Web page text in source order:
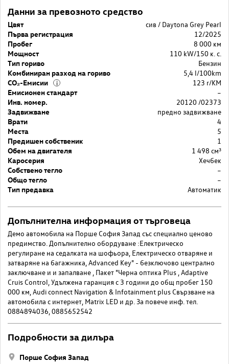
Данни за превозното средство
Цвят
сив / Daytona Grey Pearl
Първа регистрация
12/2025
Пробег
8 000 км
Мощност
110 kW/150 к. с.
Тип гориво
Бензин
Комбиниран разход на гориво
5,4 l/100km
CO₂-Емисии
i
123 r/KM
Емисионен стандарт
–
Инв. номер.
20120 /02373
Задвижване
предно задвижване
Врати
4
Места
5
Предишен собственик
1
Обем на двигателя
1 498 cм³
Каросерия
Хечбек
Собствено тегло
–
Общо тегло
–
Тип предавка
Автоматик
Допълнителна информация от търговеца
Демо автомобила на Порше София Запад със специално ценово
предимство. Допълнително обордуване :Електрическо
регулиране на седалката на шофьора, Електрическо отваряне и
затваряне на багажника, Advanced Key" - безключово централно
заключване и и запалване , Пакет "Черна оптика Plus , Adaptive
Cruis Control, Удължена гаранция с 3 години до общ пробег 150
000 км, Audi connect Navigation & Infotainment plus Свързване на
автомобила с интернет, Matrix LED и др. За повече инф. тел.
0884894036, 0885652542
Подробности за дилъра
Порше София Запад